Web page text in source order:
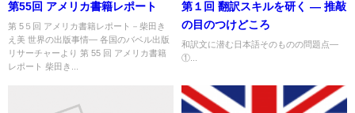
第55回 アメリカ書籍レポート
第 5５回 アメリカ書籍レポート－柴田き
え美 世界の出版事情― 各国のバベル出版
リサーチャーより 第 55 回 アメリカ書籍
レポート 柴田き...
第１回 翻訳スキルを研く ― 推敲
の目のつけどころ
和訳文に潜む日本語そのものの問題点―
①...